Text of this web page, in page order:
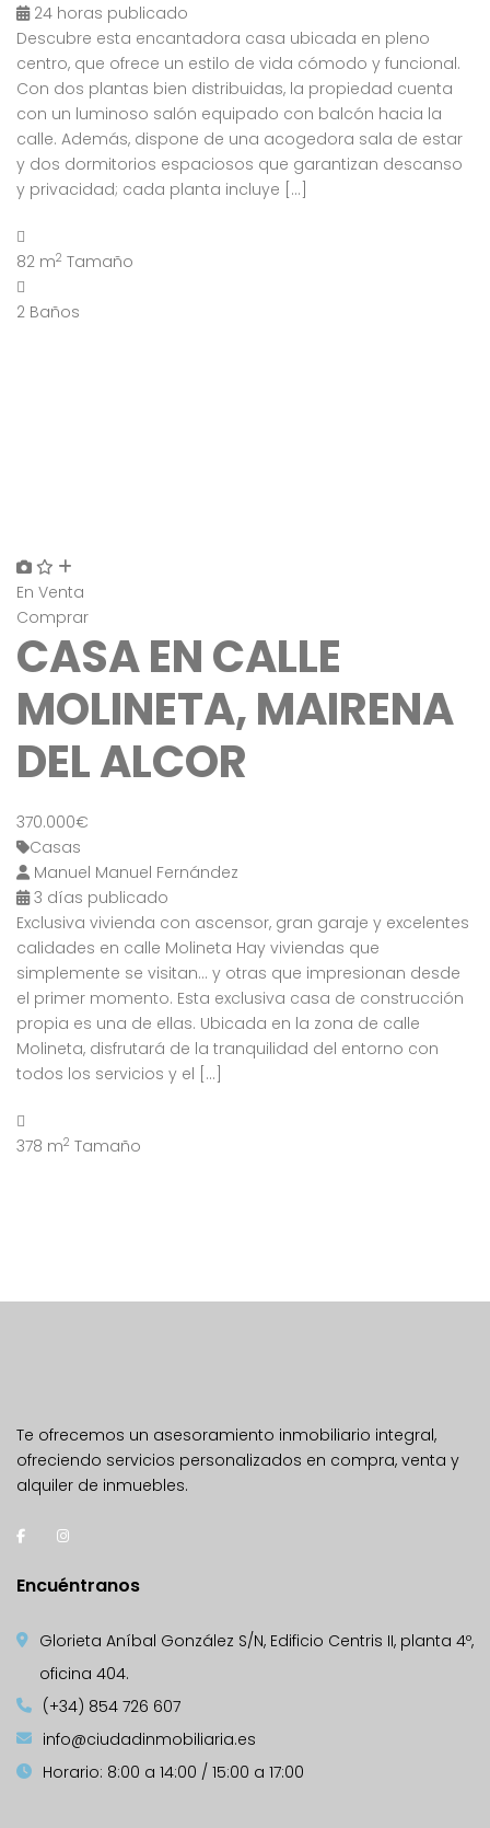
24 horas publicado
Descubre esta encantadora casa ubicada en pleno
centro, que ofrece un estilo de vida cómodo y funcional.
Con dos plantas bien distribuidas, la propiedad cuenta
con un luminoso salón equipado con balcón hacia la
calle. Además, dispone de una acogedora sala de estar
y dos dormitorios espaciosos que garantizan descanso
y privacidad; cada planta incluye […]
82 m2 Tamaño
2 Baños
En Venta
Comprar
CASA EN CALLE
MOLINETA, MAIRENA
DEL ALCOR
370.000€
Casas
Manuel Manuel Fernández
3 días publicado
Exclusiva vivienda con ascensor, gran garaje y excelentes
calidades en calle Molineta Hay viviendas que
simplemente se visitan… y otras que impresionan desde
el primer momento. Esta exclusiva casa de construcción
propia es una de ellas. Ubicada en la zona de calle
Molineta, disfrutará de la tranquilidad del entorno con
todos los servicios y el […]
378 m2 Tamaño
Te ofrecemos un asesoramiento inmobiliario integral,
ofreciendo servicios personalizados en compra, venta y
alquiler de inmuebles.
Encuéntranos
Glorieta Aníbal González S/N, Edificio Centris II, planta 4º,
oficina 404.
(+34) 854 726 607
info@ciudadinmobiliaria.es
Horario: 8:00 a 14:00 / 15:00 a 17:00